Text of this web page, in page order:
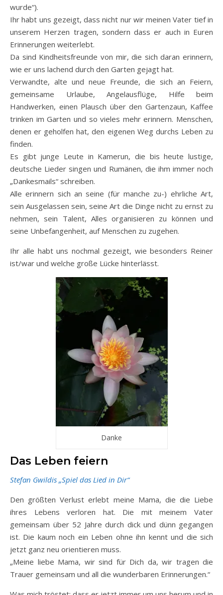
wurde“).
Ihr habt uns gezeigt, dass nicht nur wir meinen Vater tief in
unserem Herzen tragen, sondern dass er auch in Euren
Erinnerungen weiterlebt.
Da sind Kindheitsfreunde von mir, die sich daran erinnern,
wie er uns lachend durch den Garten gejagt hat.
Verwandte, alte und neue Freunde, die sich an Feiern,
gemeinsame Urlaube, Angelausflüge, Hilfe beim
Handwerken, einen Plausch über den Gartenzaun, Kaffee
trinken im Garten und so vieles mehr erinnern. Menschen,
denen er geholfen hat, den eigenen Weg durchs Leben zu
finden.
Es gibt junge Leute in Kamerun, die bis heute lustige,
deutsche Lieder singen und Rumänen, die ihm immer noch
„Dankesmails“ schreiben.
Alle erinnern sich an seine (für manche zu-) ehrliche Art,
sein Ausgelassen sein, seine Art die Dinge nicht zu ernst zu
nehmen, sein Talent, Alles organisieren zu können und
seine Unbefangenheit, auf Menschen zu zugehen.
Ihr alle habt uns nochmal gezeigt, wie besonders Reiner
ist/war und welche große Lücke hinterlässt.
Danke
Das Leben feiern
Stefan Gwildis „Spiel das Lied in Dir“
Den größten Verlust erlebt meine Mama, die die Liebe
ihres Lebens verloren hat. Die mit meinem Vater
gemeinsam über 52 Jahre durch dick und dünn gegangen
ist. Die kaum noch ein Leben ohne ihn kennt und die sich
jetzt ganz neu orientieren muss.
„Meine liebe Mama, wir sind für Dich da, wir tragen die
Trauer gemeinsam und all die wunderbaren Erinnerungen.“